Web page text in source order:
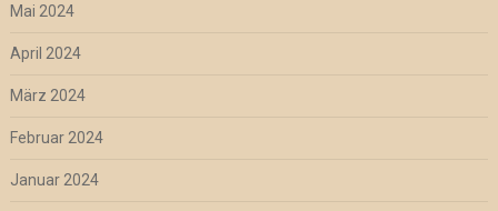
Mai 2024
April 2024
März 2024
Februar 2024
Januar 2024